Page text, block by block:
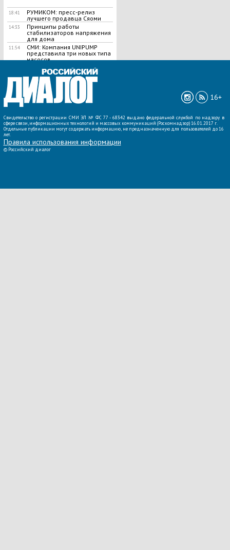
18:41
РУМИКОМ: пресс-релиз
лучшего продавца Сяоми
14:33
Принципы работы
стабилизаторов напряжения
для дома
11:54
СМИ: Компания UNIPUMP
представила три новых типа
насосов
ВСЕ НОВОСТИ »
16+
Свидетельство о регистрации СМИ ЭЛ № ФС 77 - 68342 выдано федеральной службой по надзору в
сфере связи, информационных технологий и массовых коммуникаций (Роскомнадзор) 16.01.2017 г.
Отдельные публикации могут содержать информацию, не предназначенную для пользователей до 16
лет.
Правила использования информации
© Российский диалог